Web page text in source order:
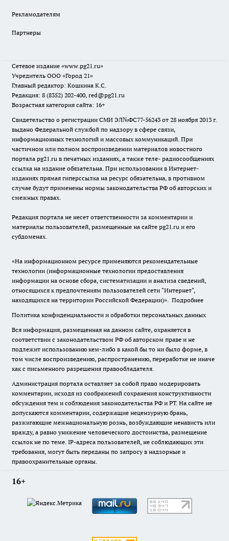
Рекламодателям
Партнеры
Сетевое издание «www.pg21.ru»
Учредитель ООО «Город 21»
Главный редактор: Кошкина К.С.
Редакция: 8 (8352) 202-400, red@pg21.ru
Возрастная категория сайта: 16+
Свидетельство о регистрации СМИ ЭЛ№ФС77-56243 от 28 ноября 2013 г.
выдано Федеральной службой по надзору в сфере связи,
информационных технологий и массовых коммуникаций. При
частичном или полном воспроизведении материалов новостного
портала pg21.ru в печатных изданиях, а также теле- радиосообщениях
ссылка на издание обязательна. При использовании в Интернет-
изданиях прямая гиперссылка на ресурс обязательна, в противном
случае будут применены нормы законодательства РФ об авторских и
смежных правах.
Редакция портала не несет ответственности за комментарии и
материалы пользователей, размещенные на сайте pg21.ru и его
субдоменах.
«На информационном ресурсе применяются рекомендательные
технологии (информационные технологии предоставления
информации на основе сбора, систематизации и анализа сведений,
относящихся к предпочтениям пользователей сети "Интернет",
находящихся на территории Российской Федерации)». Подробнее
Политика конфиденциальности и обработки персональных данных
Вся информация, размещенная на данном сайте, охраняется в
соответствии с законодательством РФ об авторском праве и не
подлежит использованию кем-либо в какой бы то ни было форме, в
том числе воспроизведению, распространению, переработке не иначе
как с письменного разрешения правообладателя.
Администрация портала оставляет за собой право модерировать
комментарии, исходя из соображений сохранения конструктивности
обсуждения тем и соблюдения законодательства РФ и РТ. На сайте не
допускаются комментарии, содержащие нецензурную брань,
разжигающие межнациональную рознь, возбуждающие ненависть или
вражду, а равно унижение человеческого достоинства, размещение
ссылок не по теме. IP-адреса пользователей, не соблюдающих эти
требования, могут быть переданы по запросу в надзорные и
правоохранительные органы.
16+